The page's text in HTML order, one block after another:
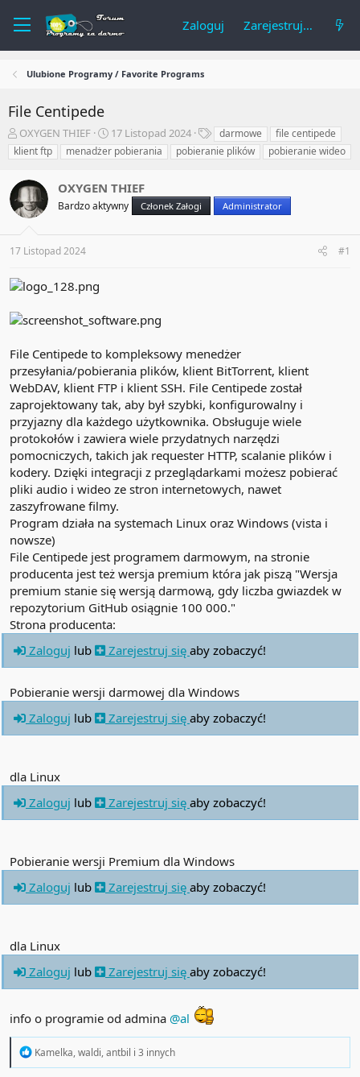
Zaloguj Zarejestruj się
Ulubione Programy / Favorite Programs
File Centipede
A
u
t
r
t
e
m
a
u
OXYGEN THIEF
R
o
z
o
c
ę
17 Listopad 2024
T
a
g
darmowe
file centipede
klient ftp
menadżer pobierania pobieranie plików pobieranie wideo
OXYGEN THIEF
Bardzo aktywny Członek Załogi Administrator
17 Listopad 2024 #1
File Centipede to kompleksowy menedżer
przesyłania/pobierania plików, klient BitTorrent, klient
WebDAV, klient FTP i klient SSH. File Centipede został
zaprojektowany tak, aby był szybki, konfigurowalny i
przyjazny dla każdego użytkownika. Obsługuje wiele
protokołów i zawiera wiele przydatnych narzędzi
pomocniczych, takich jak requester HTTP, scalanie plików i
kodery. Dzięki integracji z przeglądarkami możesz pobierać
pliki audio i wideo ze stron internetowych, nawet
zaszyfrowane filmy.
Program działa na systemach Linux oraz Windows (vista i
nowsze)
File Centipede jest programem darmowym, na stronie
producenta jest też wersja premium która jak piszą "Wersja
premium stanie się wersją darmową, gdy liczba gwiazdek w
repozytorium GitHub osiągnie 100 000."
Strona producenta:
Zaloguj lub Zarejestruj się aby zobaczyć!
Pobieranie wersji darmowej dla Windows
Zaloguj lub Zarejestruj się aby zobaczyć!
dla Linux
Zaloguj lub Zarejestruj się aby zobaczyć!
Pobieranie wersji Premium dla Windows
Zaloguj lub Zarejestruj się aby zobaczyć!
dla Linux
Zaloguj lub Zarejestruj się aby zobaczyć!
info o programie od admina @al
R
Kamelka,waldi,antbil i 3 innych